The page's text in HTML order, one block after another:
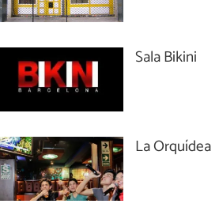
Sala Bikini
La Orquídea